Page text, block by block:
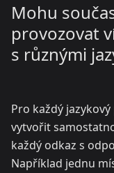
Mohu
provozovat
s různými
Pro každý
vytvořit
každý odkaz s
Například jednu